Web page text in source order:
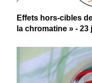
Effets hors-cibles
la chromatine » - 23